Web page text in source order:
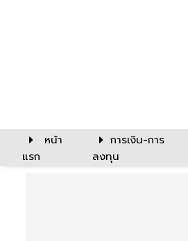
หน้า
แรก
การเงิน-การ
ลงทุน